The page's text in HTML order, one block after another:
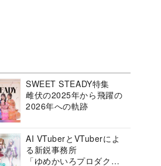
SWEET STEADY特集
雌伏の2025年から飛躍の
2026年への軌跡
AI VTuberとVTuberによ
る新鋭事務所
「ゆめかいろプロダクシ